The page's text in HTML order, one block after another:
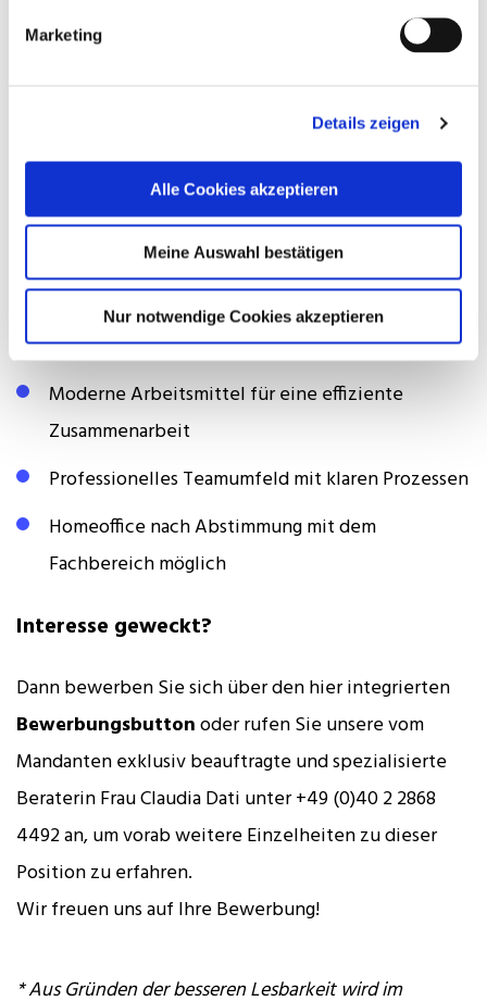
Marketing
Details zeigen
Alle Cookies akzeptieren
Meine Auswahl bestätigen
Nur notwendige Cookies akzeptieren
Ansprechpartnern
Das Angebot
Leistungsgerechte Vergütung im marktüblichen
Strukturierte Einarbeitung und klare
Zuständigkeiten
Moderne Arbeitsmittel für eine effiziente
Zusammenarbeit
Professionelles Teamumfeld mit klaren Prozessen
Homeoffice nach Abstimmung mit dem
Fachbereich möglich
Interesse geweckt?
Dann bewerben Sie sich über den hier integrierten
Bewerbungsbuttonoder rufen Sie unsere vom
Mandanten exklusiv beauftragte und spezialisierte
Beraterin Frau Claudia Dati unter +49 (0)40 2 2868
4492 an, um vorab weitere Einzelheiten zu dieser
Position zu erfahren.
Wir freuen uns auf Ihre Bewerbung!
* Aus Gründen der besseren Lesbarkeit wird im